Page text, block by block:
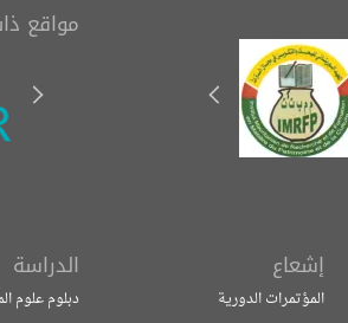
مواقع
الدراسة
دبلوم علوم
إشعاع
المؤتمرات الدورية